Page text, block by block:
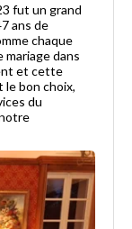
fut un grand
ans de
chaque
dans
et cette
le bon choix,
du